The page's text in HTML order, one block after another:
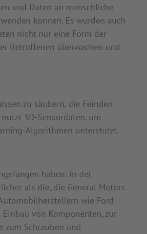
und Daten an menschliche
können. Es wurden auch
nicht nur eine Form der
Betroffenen überwachen und
zu säubern, die Feinden
3D-Sensordaten, um
Algorithmen unterstützt.
haben: in der
als die, die General Motors
wie Ford
von Komponenten, zur
zum Schrauben und